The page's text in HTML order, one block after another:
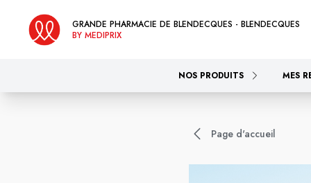
GRANDE PHARMACIE DE BLENDECQUES - BLENDECQUES
BY MEDIPRIX
NOS PRODUITS MES
Page d'accueil